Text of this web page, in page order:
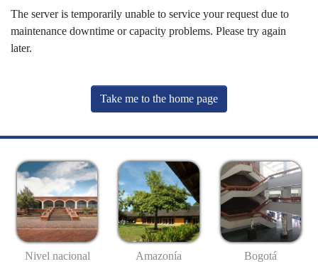
The server is temporarily unable to service your request due to
maintenance downtime or capacity problems. Please try again
later.
Take me to the home page
Nivel nacional Amazonía Bogotá